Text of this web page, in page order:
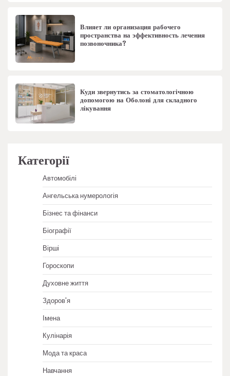
Влияет ли организация рабочего
пространства на эффективность лечения
позвоночника?
Куди звернутись за стоматологічною
допомогою на Оболоні для складного
лікування
Категорії
Автомобілі
Ангельська нумерологія
Бізнес та фінанси
Біографії
Вірші
Гороскопи
Духовне життя
Здоров'я
Імена
Кулінарія
Мода та краса
Навчання